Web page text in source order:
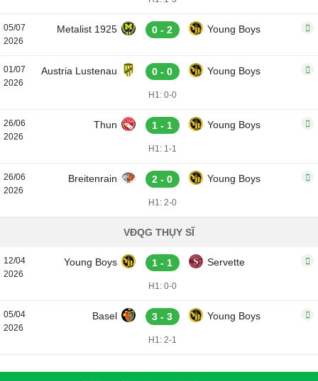
05/07
2026
Metalist 1925 0 - 2 Young Boys
01/07
2026
Austria Lustenau 0 - 0 Young Boys
H1: 0-0
26/06
2026
Thun 1 - 1 Young Boys
H1: 1-1
26/06
2026
Breitenrain 2 - 0 Young Boys
H1: 2-0
VĐQG THỤY SĨ
12/04
2026
Young Boys 1 - 1 Servette
H1: 0-0
05/04
2026
Basel 3 - 3 Young Boys
H1: 2-1